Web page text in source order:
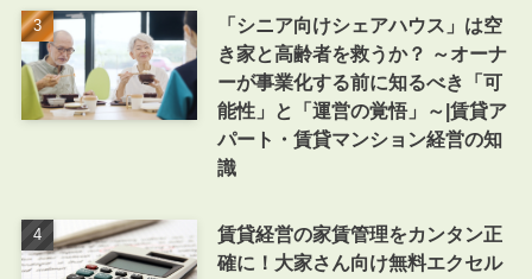
「シニア向けシェアハウス」は空
き家と高齢者を救うか？ ～オーナ
ーが事業化する前に知るべき「可
能性」と「運営の覚悟」～|賃貸ア
パート・賃貸マンション経営の知
識
賃貸経営の家賃管理をカンタン正
確に！大家さん向け無料エクセル